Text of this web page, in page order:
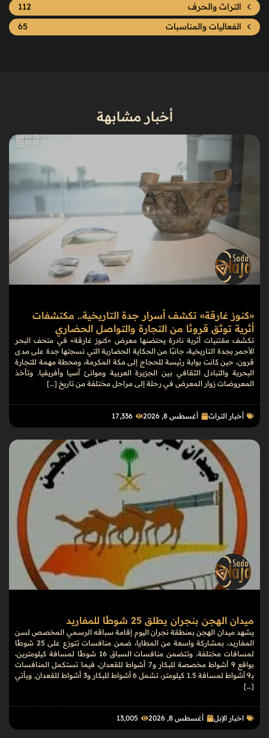
التراث والحرف
112
الفعاليات والمناسبات
65
أخبار مشابهة
«كنوز غارقة» تكشف أسرار جدة التاريخية.. مكتشفات
أثرية توثق قرونًا من التجارة والتواصل الحضاري
تكشف مقتنيات أثرية نادرة يحتضنها معرض «كنوز غارقة» في متحف البحر
الأحمر بجدة التاريخية، جانبًا من الحكاية الحضارية التي نسجتها جدة على مدى
قرون، حين كانت بوابة رئيسة للحجاج إلى مكة المكرمة، ومحطة مهمة للتجارة
البحرية والتبادل الثقافي بين الجزيرة العربية وموانئ آسيا وأفريقيا. وتأخذ
المعروضات زوار المعرض في رحلة إلى مراحل مختلفة من تاريخ […]
أخبار التراث أغسطس 8, 2026 17٬336
ميدان الهجن بنجران يطلق 25 شوطًا للمفاريد
يشهد ميدان الهجن بمنطقة نجران اليوم إقامة سباقه الرسمي المخصص لسن
المفاريد، بمشاركة واسعة من المطايا، ضمن منافسات تتوزع على 25 شوطًا
لمسافات مختلفة. وتتضمن منافسات السباق 16 شوطًا لمسافة كيلومترين،
بواقع 9 أشواط مخصصة للبكار و7 أشواط للقعدان، فيما تستكمل المنافسات
بـ9 أشواط لمسافة 1.5 كيلومتر، تشمل 6 أشواط للبكار و3 أشواط للقعدان. ويأتي
[…]
اخبار الإبل أغسطس 8, 2026 13٬005